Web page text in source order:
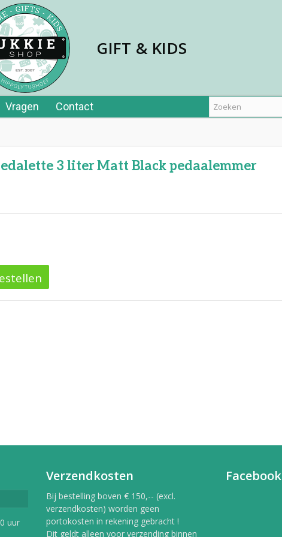
GIFT & KIDS
Vragen Contact
3 liter Matt Black pedaalemmer
uur
Verzendkosten
Bij bestelling boven € 150,-- (excl.
verzendkosten) worden geen
portokosten in rekening gebracht !
Dit geldt alleen voor verzending binnen
Facebook